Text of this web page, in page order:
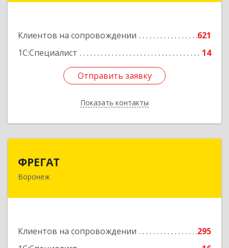
Клиентов на сопровождении
621
1С:Специалист
14
Отправить заявку
Показать контакты
Отправить заявку
Назад
ФРЕГАТ
Воронеж
Клиентов на сопровождении
295